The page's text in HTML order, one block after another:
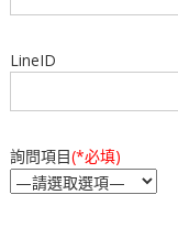
LineID
詢問項目(*必填)